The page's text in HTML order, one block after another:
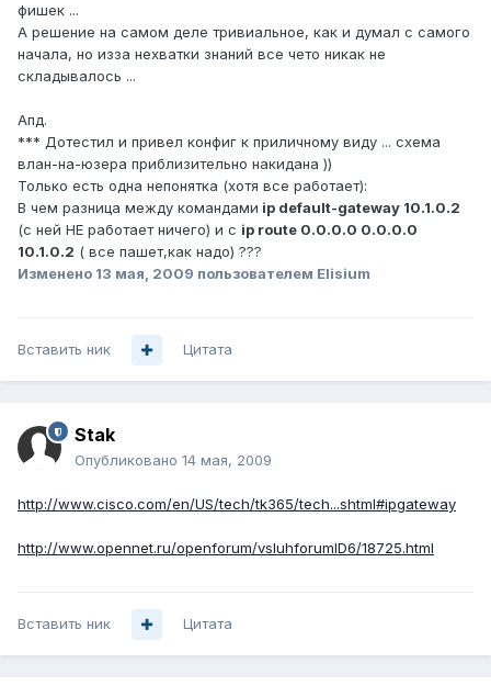
фишек ...
А решение на самом деле тривиальное, как и думал с самого
начала, но изза нехватки знаний все чето никак не
складывалось ...
Апд.
*** Дотестил и привел конфиг к приличному виду ... схема
влан-на-юзера приблизительно накидана ))
Только есть одна непонятка (хотя все работает):
В чем разница между командами ip default-gateway 10.1.0.2
(с ней НЕ работает ничего) и с ip route 0.0.0.0 0.0.0.0
10.1.0.2 ( все пашет,как надо) ???
Изменено 13 мая, 2009 пользователем Elisium
Вставить ник Цитата
Stak
Опубликовано 14 мая, 2009
http://www.cisco.com/en/US/tech/tk365/tech...shtml#ipgateway
http://www.opennet.ru/openforum/vsluhforumID6/18725.html
Вставить ник Цитата